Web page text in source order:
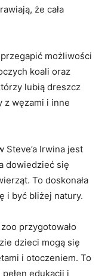
‌że cała
możliwości
koali oraz
lubią dreszcz
⁣z węzami‌ i inne
Steve’a Irwina jest​
dowiedzieć się
To doskonała
i być bliżej natury.
przygotowało
dzieci mogą się
i otoczeniem. To
edukacji ⁣i